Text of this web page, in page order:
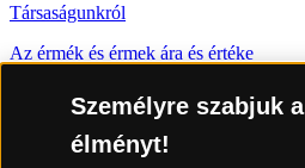
Társaságunkról
Az érmék és érmek ára és értéke
Gyakran ismételt kérdések
Adatkezelés
Személyre szabjuk
élményt!